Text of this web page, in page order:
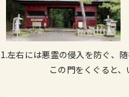
1.左右には悪霊の侵入を防ぐ、
この門をくぐると、